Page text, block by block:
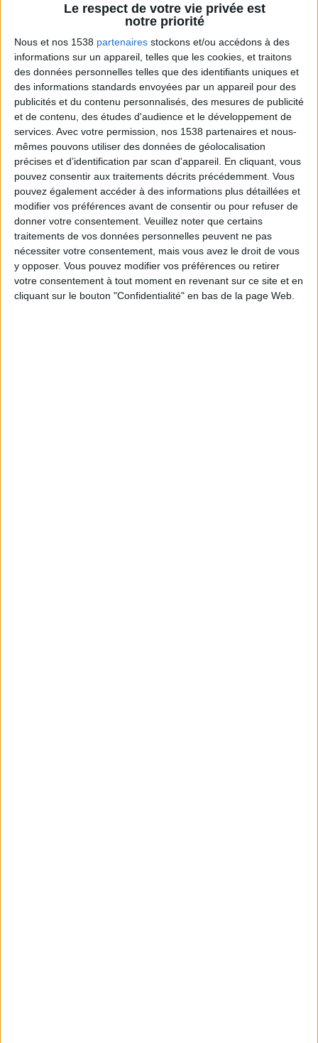
Le respect de votre vie privée est
notre priorité
Nous et nos 1538 partenaires stockons et/ou accédons à des
informations sur un appareil, telles que les cookies, et traitons
des données personnelles telles que des identifiants uniques et
des informations standards envoyées par un appareil pour des
publicités et du contenu personnalisés, des mesures de publicité
et de contenu, des études d'audience et le développement de
services. Avec votre permission, nos 1538 partenaires et nous-
mêmes pouvons utiliser des données de géolocalisation
précises et d’identification par scan d'appareil. En cliquant, vous
pouvez consentir aux traitements décrits précédemment. Vous
pouvez également accéder à des informations plus détaillées et
modifier vos préférences avant de consentir ou pour refuser de
donner votre consentement. Veuillez noter que certains
traitements de vos données personnelles peuvent ne pas
nécessiter votre consentement, mais vous avez le droit de vous
y opposer. Vous pouvez modifier vos préférences ou retirer
votre consentement à tout moment en revenant sur ce site et en
cliquant sur le bouton "Confidentialité" en bas de la page Web.
vous expliquer la stabilisation ? J'ai atteint mon
objectif ! 29.22 Une envie de chocolat, un yaourt
Taillefine au chocolat c'est bon ? 30.34 J'aime
manger des sardines à la tomate ou à l'huile je
peux les manger pour remplacer la part de
protéines ? 31.00 J'ai du mal à perdre, 1 kilo par
semaine c'est normal ? 32.20 J'aime beaucoup le
crabe, quelle quantité ? 32.35 L'apéritif anisé
sans alcool, quelle est sa valeur calorique ?
34.58 Le sport est-il à relancer la perte de poids ?
35.15 Je ne peux pas m'empêcher de me peser
tous les jours... 35.55 Comment est déterminé le
niveau calorique ? 37.33 Que pensez des plats
préparés de la marque Médial ?
Combien de kilos souhaitez-vous perdre ?
5 kilos
kilos
10 kilos